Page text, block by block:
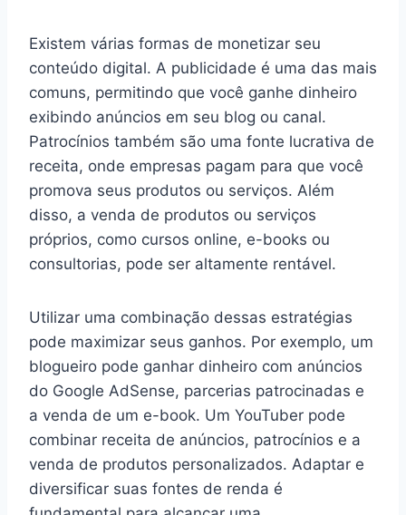
Existem várias formas de monetizar seu
conteúdo digital. A publicidade é uma das mais
comuns, permitindo que você ganhe dinheiro
exibindo anúncios em seu blog ou canal.
Patrocínios também são uma fonte lucrativa de
receita, onde empresas pagam para que você
promova seus produtos ou serviços. Além
disso, a venda de produtos ou serviços
próprios, como cursos online, e-books ou
consultorias, pode ser altamente rentável.
Utilizar uma combinação dessas estratégias
pode maximizar seus ganhos. Por exemplo, um
blogueiro pode ganhar dinheiro com anúncios
do Google AdSense, parcerias patrocinadas e
a venda de um e-book. Um YouTuber pode
combinar receita de anúncios, patrocínios e a
venda de produtos personalizados. Adaptar e
diversificar suas fontes de renda é